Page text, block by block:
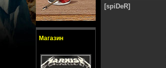
Магазин
[spiDeR]